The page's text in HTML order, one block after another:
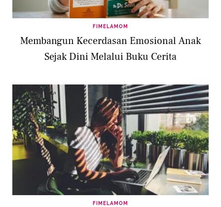
FIMELAMOM
Membangun Kecerdasan Emosional Anak
Sejak Dini Melalui Buku Cerita
FIMELAMOM